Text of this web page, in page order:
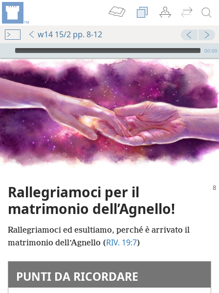
w14 15/2 pp. 8-12
Audio Player
00:00
Rallegriamoci per il
matrimonio dell’Agnello!
Rallegriamoci ed esultiamo, perché è arrivato il
matrimonio dell’Agnello (RIV. 19:7)
PUNTI DA RICORDARE